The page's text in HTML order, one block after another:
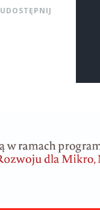
UDOSTĘPNIJ